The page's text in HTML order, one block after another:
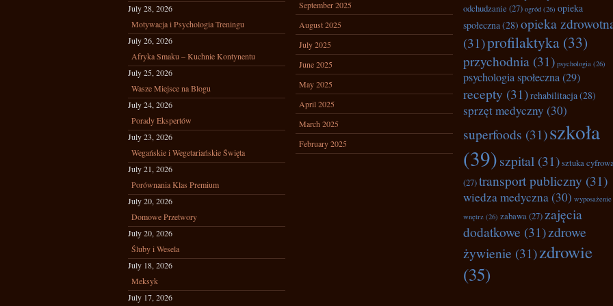
July 28, 2026
Motywacja i Psychologia Treningu
July 26, 2026
Afryka Smaku – Kuchnie Kontynentu
July 25, 2026
Wasze Miejsce na Blogu
July 24, 2026
Porady Ekspertów
July 23, 2026
Wegańskie i Wegetariańskie Święta
July 21, 2026
Porównania Klas Premium
July 20, 2026
Domowe Przetwory
July 20, 2026
Śluby i Wesela
July 18, 2026
Meksyk
July 17, 2026
September 2025
August 2025
July 2025
June 2025
May 2025
April 2025
March 2025
February 2025
odchudzanie (27) ogród (26) opieka
społeczna(28) opieka
(31)profilaktyka (33)
przychodnia (31) psychologia (26)
psychologia społeczna(29)
recepty (31)rehabilitacja(28)
sprzęt medyczny (30)
superfoods (31)szkoła
(39)szpital (31)sztuka
(27)transport publiczny (31)
wiedza medyczna(30) wyposażenie
wnętrz (26) zabawa(27) zajęcia
dodatkowe (31)zdrowe
żywienie (31)zdrowie
(35)